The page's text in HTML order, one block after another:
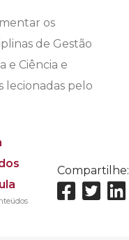
os
de Gestão
e Ciência e
lecionadas pelo
Compartilhe: